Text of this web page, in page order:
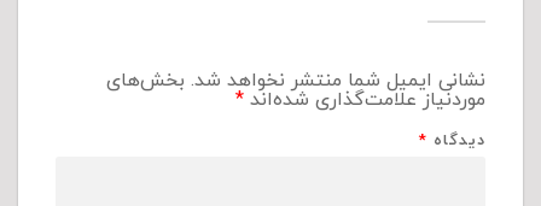
نشانی ایمیل شما منتشر نخواهد شد. بخش‌های
موردنیاز علامت‌گذاری شده‌اند*
دیدگاه *